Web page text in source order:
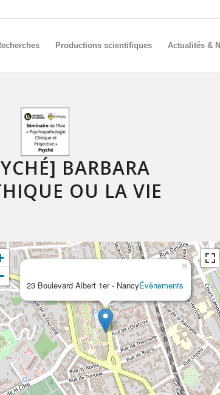
Productions scientifiques Actualités &
BARBARA
OU LA VIE
23 Boulevard Albert 1er - NancyÉvènements
×